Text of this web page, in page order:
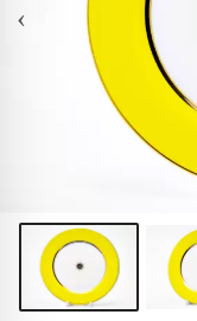
‹